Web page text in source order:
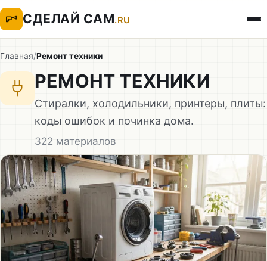
СДЕЛАЙ САМ.RU
Главная/Ремонт техники
РЕМОНТ ТЕХНИКИ
Стиралки, холодильники, принтеры, плиты:
коды ошибок и починка дома.
322 материалов